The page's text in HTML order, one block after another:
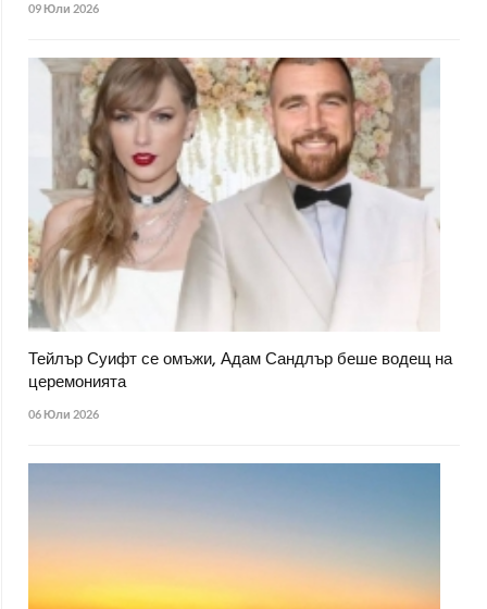
09 Юли 2026
Тейлър Суифт се омъжи, Адам Сандлър беше водещ на
церемонията
06 Юли 2026